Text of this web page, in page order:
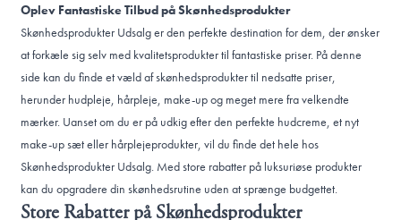
Oplev Fantastiske Tilbud på Skønhedsprodukter
Skønhedsprodukter Udsalg er den perfekte destination for dem, der ønsker
at forkæle sig selv med kvalitetsprodukter til fantastiske priser. På denne
side kan du finde et væld af skønhedsprodukter til nedsatte priser,
herunder hudpleje, hårpleje, make-up og meget mere fra velkendte
mærker. Uanset om du er på udkig efter den perfekte hudcreme, et nyt
make-up sæt eller hårplejeprodukter, vil du finde det hele hos
Skønhedsprodukter Udsalg. Med store rabatter på luksuriøse produkter
kan du opgradere din skønhedsrutine uden at sprænge budgettet.
Store Rabatter på Skønhedsprodukter